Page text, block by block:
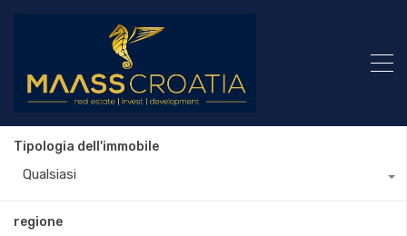
Tipologia dell'immobile
Qualsiasi
regione